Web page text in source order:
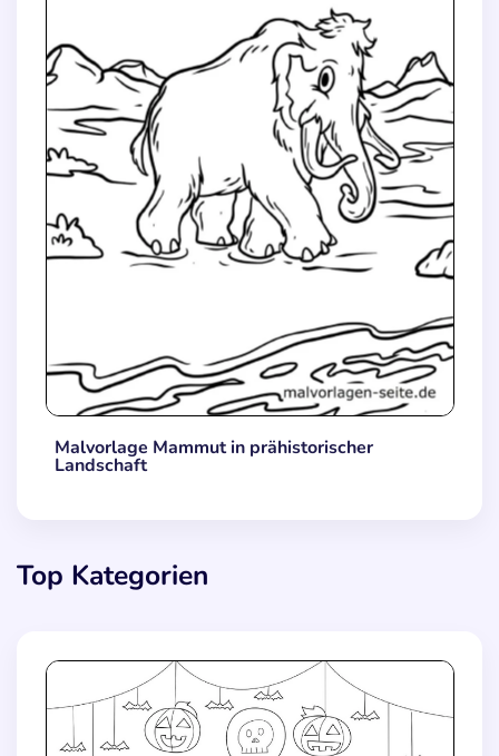
Malvorlage Mammut in prähistorischer
Landschaft
Top Kategorien